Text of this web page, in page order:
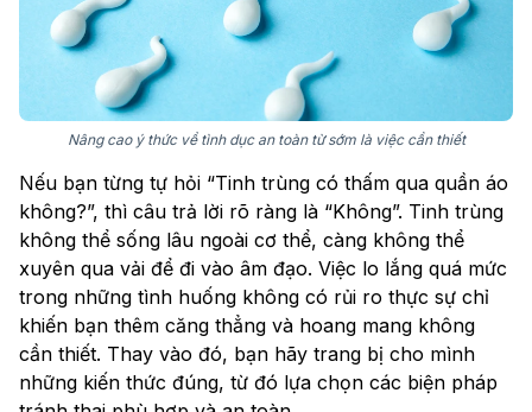
Nâng cao ý thức về tình dục an toàn từ sớm là việc cần thiết
Nếu bạn từng tự hỏi “Tinh trùng có thấm qua quần áo
không?”, thì câu trả lời rõ ràng là “Không”. Tinh trùng
không thể sống lâu ngoài cơ thể, càng không thể
xuyên qua vải để đi vào âm đạo. Việc lo lắng quá mức
trong những tình huống không có rủi ro thực sự chỉ
khiến bạn thêm căng thẳng và hoang mang không
cần thiết. Thay vào đó, bạn hãy trang bị cho mình
những kiến thức đúng, từ đó lựa chọn các biện pháp